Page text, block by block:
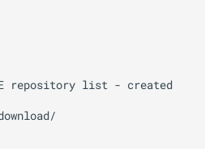
repository list - created